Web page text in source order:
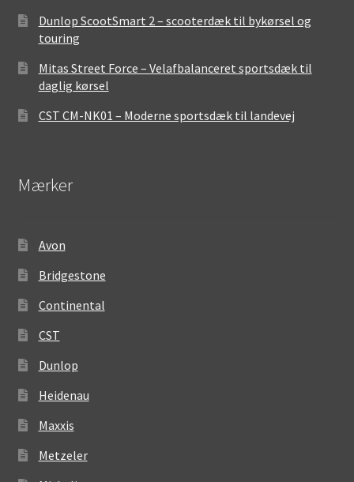
Dunlop ScootSmart 2 – scooterdæk til bykørsel og
touring
Mitas Street Force – Velafbalanceret sportsdæk til
daglig kørsel
CST CM-NK01 – Moderne sportsdæk til landevej
Mærker
Avon
Bridgestone
Continental
CST
Dunlop
Heidenau
Maxxis
Metzeler